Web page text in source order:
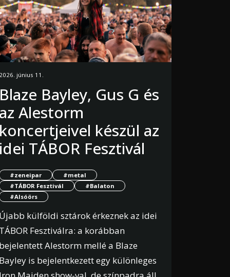
2026. június 11.
Blaze Bayley, Gus G és
az Alestorm
koncertjeivel készül az
idei TÁBOR Fesztivál
#zeneipar
#metal
#TÁBOR Fesztivál
#Balaton
#Alsóörs
Újabb külföldi sztárok érkeznek az idei
TÁBOR Fesztiválra: a korábban
bejelentett Alestorm mellé a Blaze
Bayley is bejelentkezett egy különleges